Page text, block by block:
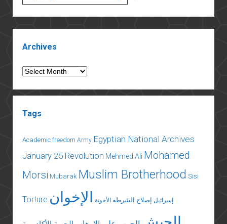
يونيو
المستمرة
(١٢):
Archives
Archives
Tags
Academic freedom Army Egyptian National Archives
January 25 Revolution Mehmed Ali Mohamed
Morsi Mubarak Muslim Brotherhood Sisi
Torture إسرائيل إصلاح الشرطة الأخونة الإخوان